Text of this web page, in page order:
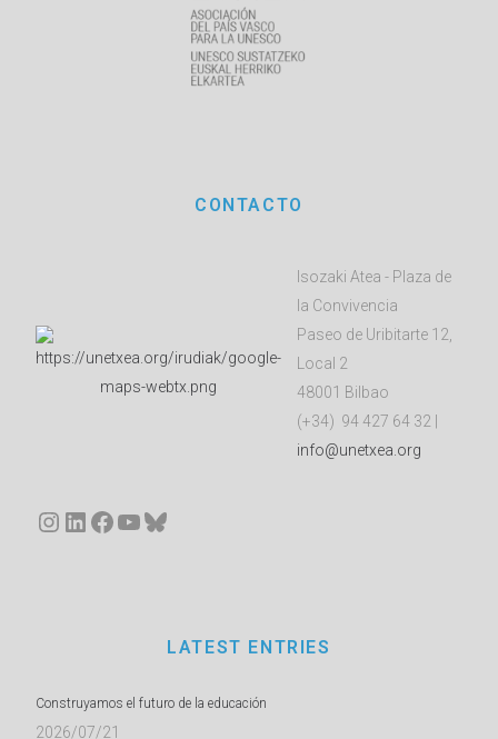
CONTACTO
Isozaki Atea - Plaza de
la Convivencia
Paseo de Uribitarte 12,
Local 2
48001 Bilbao
(+34) 94 427 64 32 |
info@unetxea.org
Instagram
LinkedIn
Facebook
YouTube
Bluesky
LATEST ENTRIES
Construyamos el futuro de la educación
2026/07/21